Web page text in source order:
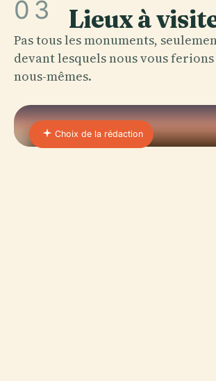
03 Lieux à
Pas tous les monuments,
devant lesquels nous vous ferions
nous-mêmes.
Choix de la rédaction